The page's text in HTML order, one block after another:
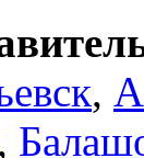
,
,